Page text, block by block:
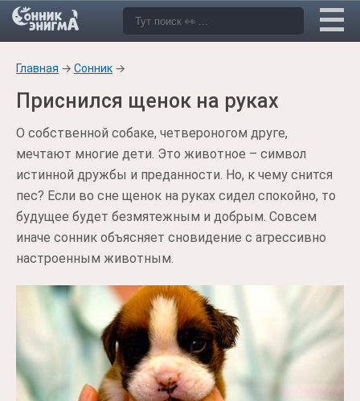
Главная → Сонник →
Приснился щенок на руках
О собственной собаке, четвероногом друге,
мечтают многие дети. Это животное – символ
истинной дружбы и преданности. Но, к чему снится
пес? Если во сне щенок на руках сидел спокойно, то
будущее будет безмятежным и добрым. Совсем
иначе сонник объясняет сновидение с агрессивно
настроенным животным.